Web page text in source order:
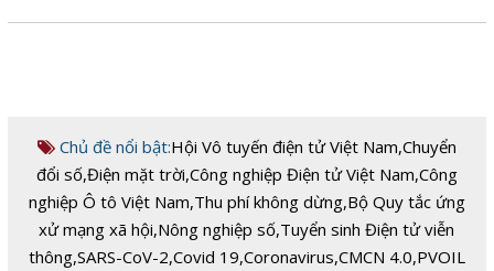
Chủ đề nổi bật:Hội Vô tuyến điện tử Việt Nam,Chuyển
đổi số,Điện mặt trời,Công nghiệp Điện tử Việt Nam,Công
nghiệp Ô tô Việt Nam,Thu phí không dừng,Bộ Quy tắc ứng
xử mạng xã hội,Nông nghiệp số,Tuyển sinh Điện tử viễn
thông,SARS-CoV-2,Covid 19,Coronavirus,CMCN 4.0,PVOIL